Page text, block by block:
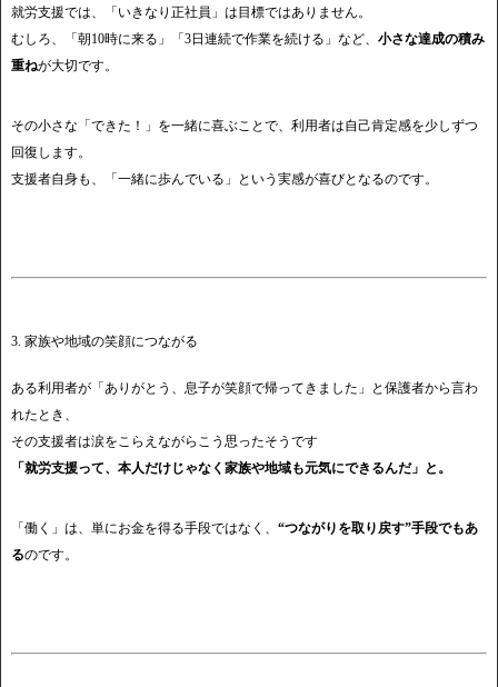
就労支援では、「いきなり正社員」は目標ではありません。
むしろ、「朝10時に来る」「3日連続で作業を続ける」など、 小さな達成の積み
重ねが大切です。
その小さな「できた！」を一緒に喜ぶことで、利用者は自己肯定感を少しずつ
回復します。
支援者自身も、「一緒に歩んでいる」という実感が喜びとなるのです。
3. 家族や地域の笑顔につながる
ある利用者が「ありがとう、息子が笑顔で帰ってきました」と保護者から言わ
れたとき、
その支援者は涙をこらえながらこう思ったそうです
「就労支援って、本人だけじゃなく家族や地域も元気にできるんだ」と。
「働く」は、単にお金を得る手段ではなく、 “つながりを取り戻す”手段でもあ
るのです。